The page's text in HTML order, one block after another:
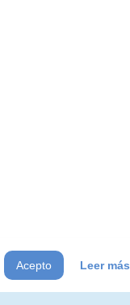
Acepto Leer más